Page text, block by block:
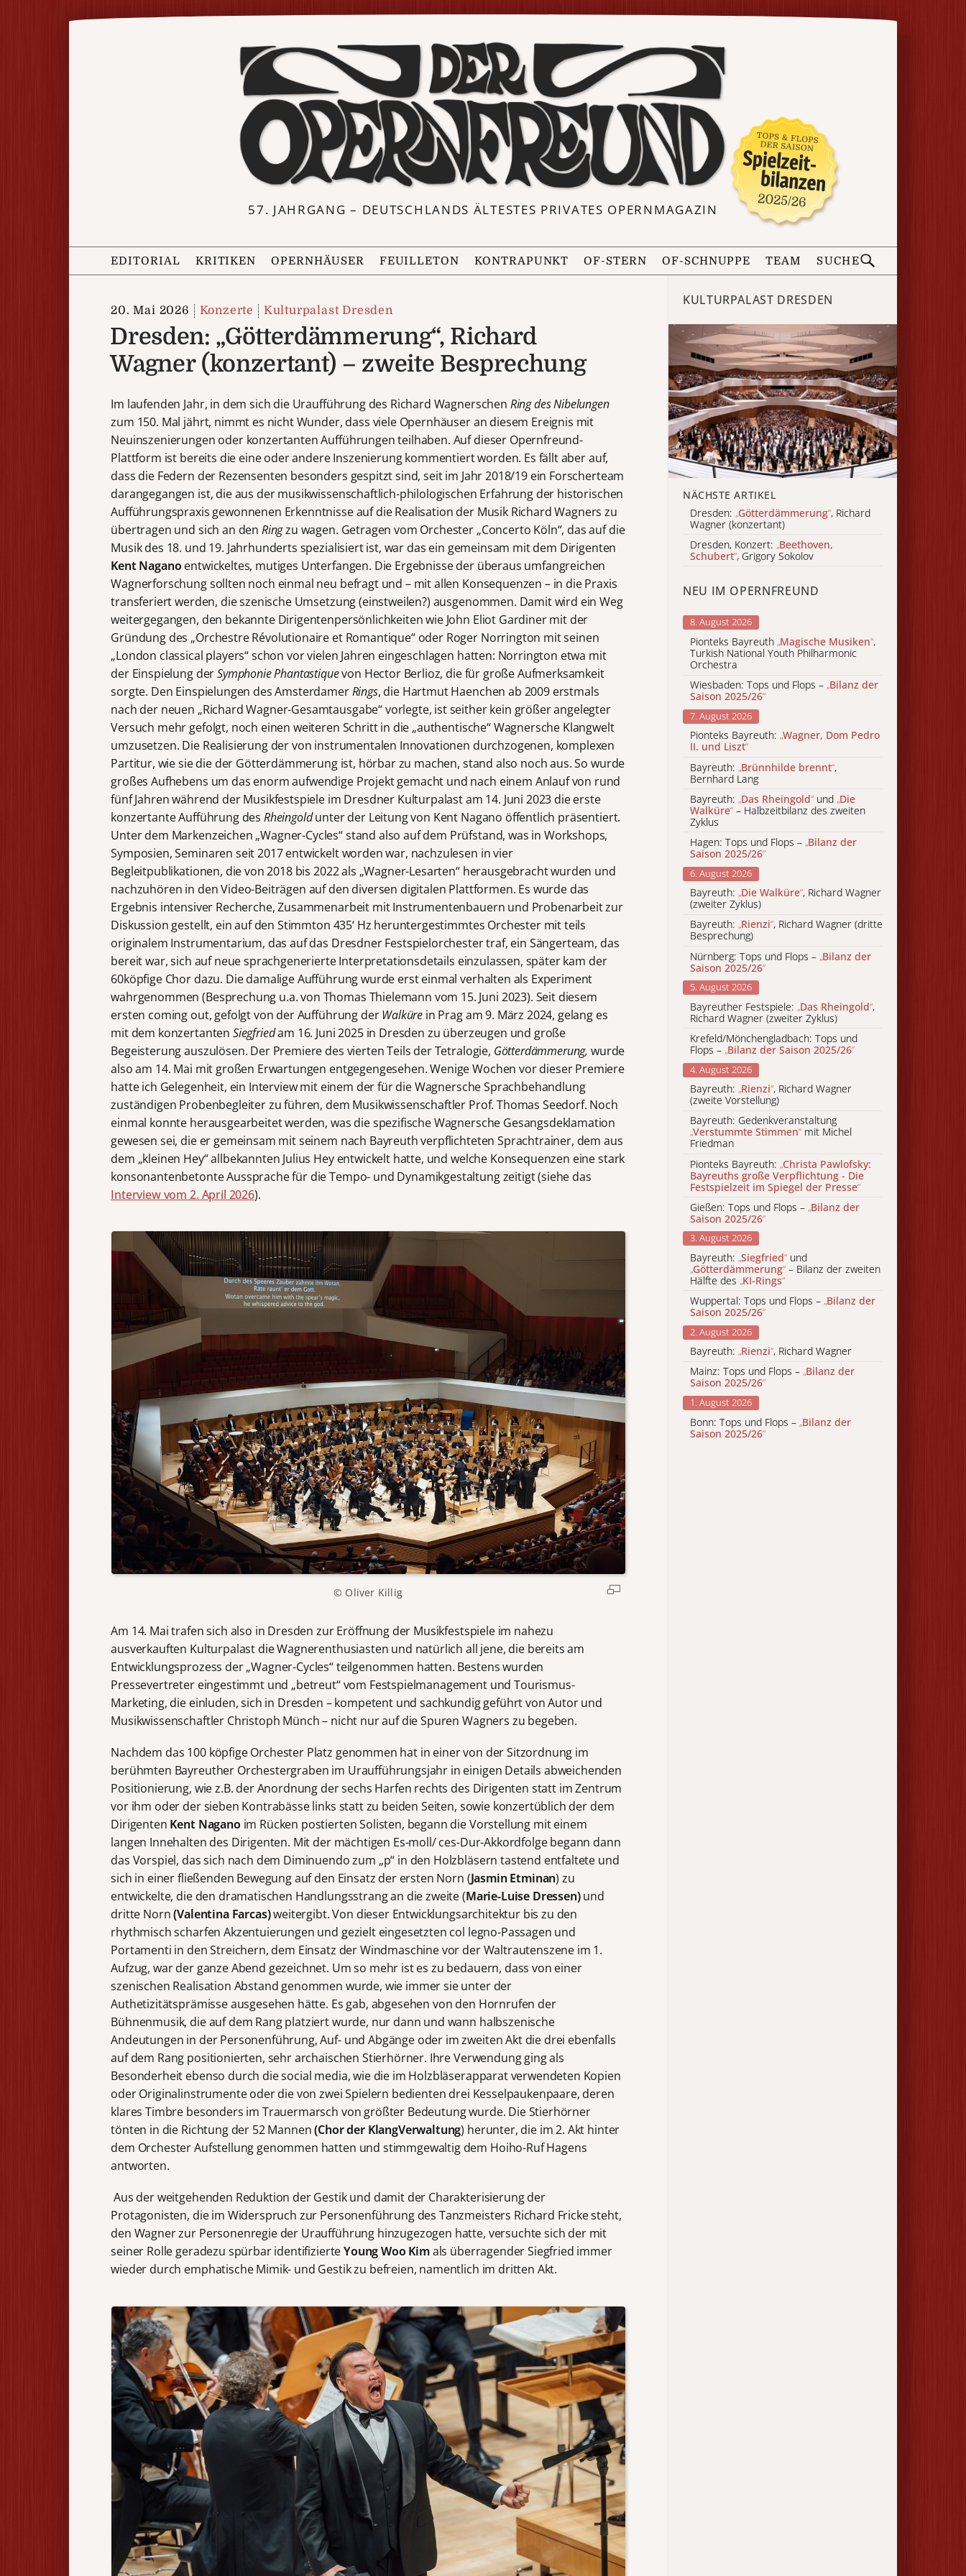
57. JAHRGANG – DEUTSCHLANDS ÄLTESTES PRIVATES OPERNMAGAZIN
EDITORIAL KRITIKEN OPERNHÄUSER FEUILLETON KONTRAPUNKT OF-STERN OF-SCHNUPPE TEAM SUCHE
20. Mai 2026 Konzerte Kulturpalast Dresden
Dresden: „Götterdämmerung“, Richard
Wagner (konzertant) – zweite Besprechung
Im laufenden Jahr, in dem sich die Uraufführung des Richard Wagnerschen Ring des Nibelungen
zum 150. Mal jährt, nimmt es nicht Wunder, dass viele Opernhäuser an diesem Ereignis mit
Neuinszenierungen oder konzertanten Aufführungen teilhaben. Auf dieser Opernfreund-
Plattform ist bereits die eine oder andere Inszenierung kommentiert worden. Es fällt aber auf,
dass die Federn der Rezensenten besonders gespitzt sind, seit im Jahr 2018/19 ein Forscherteam
darangegangen ist, die aus der musikwissenschaftlich-philologischen Erfahrung der historischen
Aufführungspraxis gewonnenen Erkenntnisse auf die Realisation der Musik Richard Wagners zu
übertragen und sich an den Ringzu wagen. Getragen vom Orchester „Concerto Köln“, das auf die
Musik des 18. und 19. Jahrhunderts spezialisiert ist, war das ein gemeinsam mit dem Dirigenten
Kent Nagano entwickeltes, mutiges Unterfangen. Die Ergebnisse der überaus umfangreichen
Wagnerforschung sollten noch einmal neu befragt und – mit allen Konsequenzen – in die Praxis
transferiert werden, die szenische Umsetzung (einstweilen?) ausgenommen. Damit wird ein Weg
weitergegangen, den bekannte Dirigentenpersönlichkeiten wie John Eliot Gardiner mit der
Gründung des „Orchestre Révolutionaire et Romantique“ oder Roger Norrington mit seinen
„London classical players“ schon vor vielen Jahren eingeschlagen hatten: Norrington etwa mit
der Einspielung derSymphonie Phantastiquevon Hector Berlioz, die für große Aufmerksamkeit
sorgte. Den Einspielungen des AmsterdamerRings, die Hartmut Haenchen ab 2009 erstmals
nach der neuen „Richard Wagner-Gesamtausgabe“ vorlegte, ist seither kein größer angelegter
Versuch mehr gefolgt, noch einen weiteren Schritt in die „authentische“ Wagnersche Klangwelt
umzusetzen. Die Realisierung der von instrumentalen Innovationen durchzogenen, komplexen
Partitur, wie sie die der Götterdämmerung ist, hörbar zu machen, stand also noch aus. So wurde
großes Aufhebens um das enorm aufwendige Projekt gemacht und nach einem Anlauf von rund
fünf Jahren während der Musikfestspiele im Dresdner Kulturpalast am 14. Juni 2023 die erste
konzertante Aufführung des Rheingoldunter der Leitung von Kent Nagano öffentlich präsentiert.
Unter dem Markenzeichen „Wagner-Cycles“ stand also auf dem Prüfstand, was in Workshops,
Symposien, Seminaren seit 2017 entwickelt worden war, nachzulesen in vier
Begleitpublikationen, die von 2018 bis 2022 als „Wagner-Lesarten“ herausgebracht wurden und
nachzuhören in den Video-Beiträgen auf den diversen digitalen Plattformen. Es wurde das
Ergebnis intensiver Recherche, Zusammenarbeit mit Instrumentenbauern und Probenarbeit zur
Diskussion gestellt, ein auf den Stimmton 435‘ Hz heruntergestimmtes Orchester mit teils
originalem Instrumentarium, das auf das Dresdner Festspielorchester traf, ein Sängerteam, das
bereit war, sich auf neue sprachgenerierte Interpretationsdetails einzulassen, später kam der
60köpfige Chor dazu. Die damalige Aufführung wurde erst einmal verhalten als Experiment
wahrgenommen (Besprechung u.a. von Thomas Thielemann vom 15. Juni 2023). Seit diesem
ersten coming out, gefolgt von der Aufführung derWalküre in Prag am 9. März 2024, gelang es
mit dem konzertanten Siegfriedam 16. Juni 2025 in Dresden zu überzeugen und große
Begeisterung auszulösen. Der Premiere des vierten Teils der Tetralogie, Götterdämmerung, wurde
also am 14. Mai mit großen Erwartungen entgegengesehen. Wenige Wochen vor dieser Premiere
hatte ich Gelegenheit, ein Interview mit einem der für die Wagnersche Sprachbehandlung
zuständigen Probenbegleiter zu führen, dem Musikwissenschaftler Prof. Thomas Seedorf. Noch
einmal konnte herausgearbeitet werden, was die spezifische Wagnersche Gesangsdeklamation
gewesen sei, die er gemeinsam mit seinem nach Bayreuth verpflichteten Sprachtrainer, dem aus
dem „kleinen Hey“ allbekannten Julius Hey entwickelt hatte, und welche Konsequenzen eine stark
konsonantenbetonte Aussprache für die Tempo- und Dynamikgestaltung zeitigt (siehe das
Interview vom 2. April 2026).
© Oliver Killig
Am 14. Mai trafen sich also in Dresden zur Eröffnung der Musikfestspiele im nahezu
ausverkauften Kulturpalast die Wagnerenthusiasten und natürlich all jene, die bereits am
Entwicklungsprozess der „Wagner-Cycles“ teilgenommen hatten. Bestens wurden
Pressevertreter eingestimmt und „betreut“ vom Festspielmanagement und Tourismus-
Marketing, die einluden, sich in Dresden – kompetent und sachkundig geführt von Autor und
Musikwissenschaftler Christoph Münch – nicht nur auf die Spuren Wagners zu begeben.
Nachdem das 100 köpfige Orchester Platz genommen hat in einer von der Sitzordnung im
berühmten Bayreuther Orchestergraben im Uraufführungsjahr in einigen Details abweichenden
Positionierung, wie z.B. der Anordnung der sechs Harfen rechts des Dirigenten statt im Zentrum
vor ihm oder der sieben Kontrabässe links statt zu beiden Seiten, sowie konzertüblich der dem
Dirigenten Kent Nagano im Rücken postierten Solisten, begann die Vorstellung mit einem
langen Innehalten des Dirigenten. Mit der mächtigen Es-moll/ ces-Dur-Akkordfolge begann dann
das Vorspiel, das sich nach dem Diminuendo zum „p“ in den Holzbläsern tastend entfaltete und
sich in einer fließenden Bewegung auf den Einsatz der ersten Norn (Jasmin Etminan) zu
entwickelte, die den dramatischen Handlungsstrang an die zweite (Marie-Luise Dressen)und
dritte Norn(Valentina Farcas)weitergibt. Von dieser Entwicklungsarchitektur bis zu den
rhythmisch scharfen Akzentuierungen und gezielt eingesetzten col legno-Passagen und
Portamenti in den Streichern, dem Einsatz der Windmaschine vor der Waltrautenszene im 1.
Aufzug, war der ganze Abend gezeichnet. Um so mehr ist es zu bedauern, dass von einer
szenischen Realisation Abstand genommen wurde, wie immer sie unter der
Authetizitätsprämisse ausgesehen hätte. Es gab, abgesehen von den Hornrufen der
Bühnenmusik, die auf dem Rang platziert wurde, nur dann und wann halbszenische
Andeutungen in der Personenführung, Auf- und Abgänge oder im zweiten Akt die drei ebenfalls
auf dem Rang positionierten, sehr archaischen Stierhörner. Ihre Verwendung ging als
Besonderheit ebenso durch die social media, wie die im Holzbläserapparat verwendeten Kopien
oder Originalinstrumente oder die von zwei Spielern bedienten drei Kesselpaukenpaare, deren
klares Timbre besonders im Trauermarsch von größter Bedeutung wurde. Die Stierhörner
tönten in die Richtung der 52 Mannen(Chor der KlangVerwaltung) herunter, die im 2. Akt hinter
dem Orchester Aufstellung genommen hatten und stimmgewaltig dem Hoiho-Ruf Hagens
antworten.
Aus der weitgehenden Reduktion der Gestik und damit der Charakterisierung der
Protagonisten, die im Widerspruch zur Personenführung des Tanzmeisters Richard Fricke steht,
den Wagner zur Personenregie der Uraufführung hinzugezogen hatte, versuchte sich der mit
seiner Rolle geradezu spürbar identifizierteYoung Woo Kimals überragender Siegfried immer
wieder durch emphatische Mimik- und Gestik zu befreien, namentlich im dritten Akt.
KULTURPALAST DRESDEN
NÄCHSTE ARTIKEL
Dresden: „Götterdämmerung“, Richard
Wagner (konzertant)
Dresden, Konzert: „Beethoven,
Schubert“, Grigory Sokolov
NEU IM OPERNFREUND
8. August 2026
Pionteks Bayreuth „Magische Musiken“,
Turkish National Youth Philharmonic
Orchestra
Wiesbaden: Tops und Flops – „Bilanz der
Saison 2025/26“
7. August 2026
Pionteks Bayreuth: „Wagner, Dom Pedro
II. und Liszt“
Bayreuth: „Brünnhilde brennt“,
Bernhard Lang
Bayreuth: „Das Rheingold“ und „Die
Walküre“ – Halbzeitbilanz des zweiten
Zyklus
Hagen: Tops und Flops – „Bilanz der
Saison 2025/26“
6. August 2026
Bayreuth: „Die Walküre“, Richard Wagner
(zweiter Zyklus)
Bayreuth: „Rienzi“, Richard Wagner (dritte
Besprechung)
Nürnberg: Tops und Flops – „Bilanz der
Saison 2025/26“
5. August 2026
Bayreuther Festspiele: „Das Rheingold“,
Richard Wagner (zweiter Zyklus)
Krefeld/Mönchengladbach: Tops und
Flops – „Bilanz der Saison 2025/26“
4. August 2026
Bayreuth: „Rienzi“, Richard Wagner
(zweite Vorstellung)
Bayreuth: Gedenkveranstaltung
„Verstummte Stimmen“ mit Michel
Friedman
Pionteks Bayreuth: „Christa Pawlofsky:
Bayreuths große Verpflichtung - Die
Festspielzeit im Spiegel der Presse“
Gießen: Tops und Flops – „Bilanz der
Saison 2025/26“
3. August 2026
Bayreuth: „Siegfried“ und
„Götterdämmerung“ – Bilanz der zweiten
Hälfte des „KI-Rings“
Wuppertal: Tops und Flops – „Bilanz der
Saison 2025/26“
2. August 2026
Bayreuth: „Rienzi“, Richard Wagner
Mainz: Tops und Flops – „Bilanz der
Saison 2025/26“
1. August 2026
Bonn: Tops und Flops – „Bilanz der
Saison 2025/26“